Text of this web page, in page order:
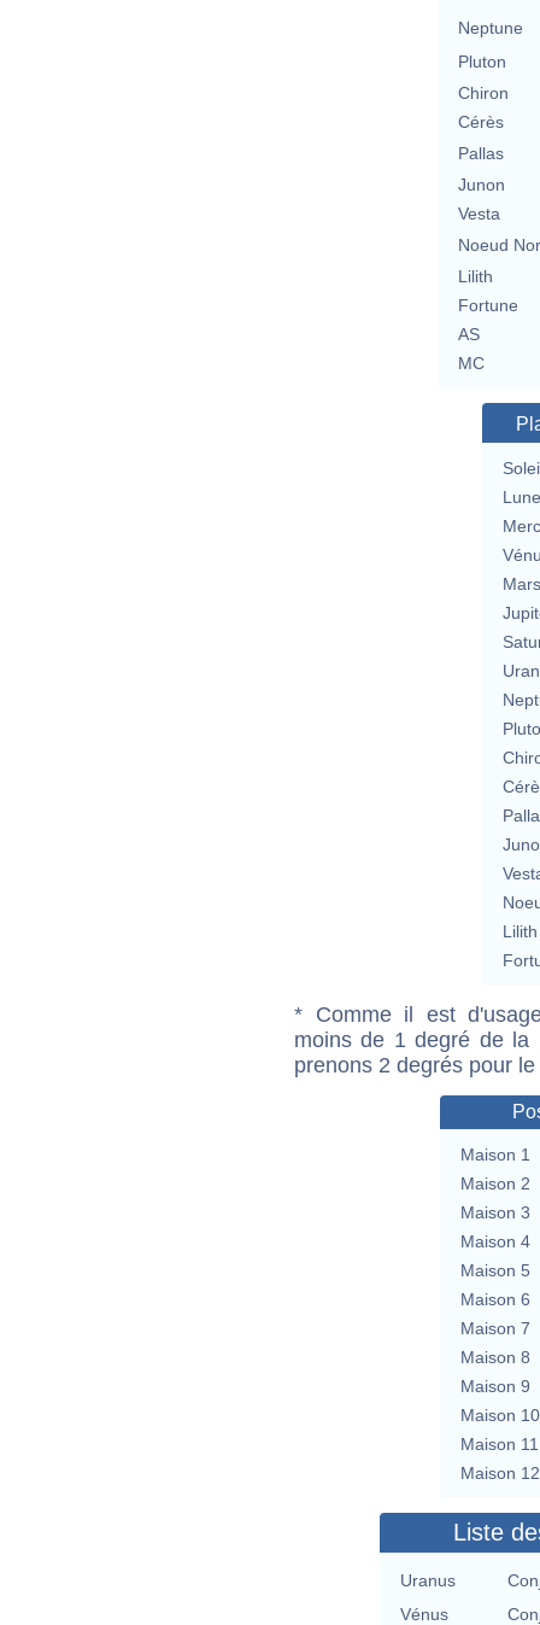
Neptune
Pluton
Chiron
Cérès
Pallas
Junon
Vesta
Noeud
Lilith
Fortune
AS
MC
Lune
Mars
Lilith
* Comme il est
moins de 1 degré de la
prenons 2 degrés pour
Maison 1
Maison 2
Maison 3
Maison 4
Maison 5
Maison 6
Maison 7
Maison 8
Maison 9
Maison 10
Maison 11
Maison 12
Liste
Uranus
Vénus